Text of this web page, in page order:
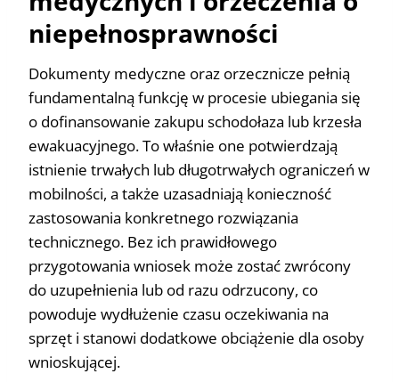
niepełnosprawności
Dokumenty medyczne oraz orzecznicze pełnią
fundamentalną funkcję w procesie ubiegania się
o dofinansowanie zakupu schodołaza lub krzesła
ewakuacyjnego. To właśnie one potwierdzają
istnienie trwałych lub długotrwałych ograniczeń w
mobilności, a także uzasadniają konieczność
zastosowania konkretnego rozwiązania
technicznego. Bez ich prawidłowego
przygotowania wniosek może zostać zwrócony
do uzupełnienia lub od razu odrzucony, co
powoduje wydłużenie czasu oczekiwania na
sprzęt i stanowi dodatkowe obciążenie dla osoby
wnioskującej.